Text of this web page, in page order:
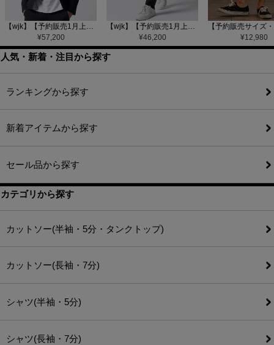
【wjk】【予約販売1月上旬～中旬入荷】function knit jacket(jacquard check) ニットジャケット(207 mw08j)
¥57,200
【wjk】【予約販売1月上旬～中旬入荷】function knit easy slacks(jacquard check) ニットイージーパンツ(504 mw08j)
¥46,200 ¥12,980
人気・新着・注目から探す
ランキングから探す
新着アイテムから探す
セール品から探す
カテゴリから探す
カットソー(半袖・5分・タンクトップ)
カットソー(長袖・7分)
シャツ(半袖・5分)
シャツ(長袖・7分)